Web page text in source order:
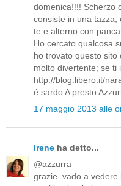
domenica!!!! Scherzo
consiste in una
te e alterno con
Ho cercato qualcosa
ho trovato questo sito
molto divertente; se ti
http://blog.libero.it/
é sardo A presto
17 maggio 2013 alle
Irene ha detto...
@azzurra
grazie. vado a vedere